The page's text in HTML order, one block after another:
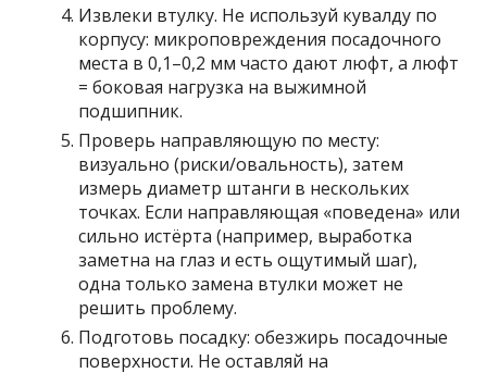
Извлеки втулку. Не используй кувалду по
корпусу: микроповреждения посадочного
места в 0,1–0,2 мм часто дают люфт, а люфт
= боковая нагрузка на выжимной
подшипник.
Проверь направляющую по месту:
визуально (риски/овальность), затем
измерь диаметр штанги в нескольких
точках. Если направляющая «поведена» или
сильно истёрта (например, выработка
заметна на глаз и есть ощутимый шаг),
одна только замена втулки может не
решить проблему.
Подготовь посадку: обезжирь посадочные
поверхности. Не оставляй на